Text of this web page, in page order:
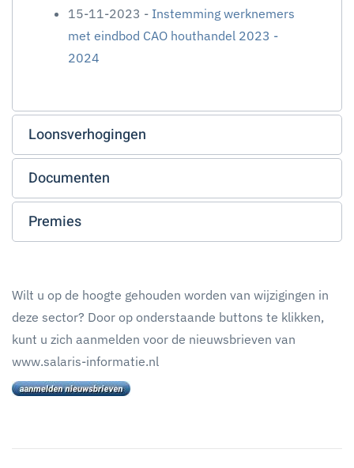
15-11-2023 - Instemming werknemers
met eindbod CAO houthandel 2023 -
2024
Loonsverhogingen
Documenten
Premies
Wilt u op de hoogte gehouden worden van wijzigingen in
deze sector? Door op onderstaande buttons te klikken,
kunt u zich aanmelden voor de nieuwsbrieven van
www.salaris-informatie.nl